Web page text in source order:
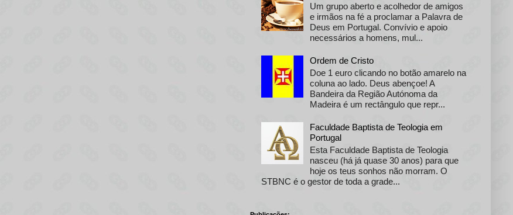
Um grupo aberto e acolhedor de amigos
e irmãos na fé a proclamar a Palavra de
Deus em Portugal. Convívio e apoio
necessários a homens, mul...
Ordem de Cristo
Doe 1 euro clicando no botão amarelo na
coluna ao lado. Deus abençoe! A
Bandeira da Região Autónoma da
Madeira é um rectângulo que repr...
Faculdade Baptista de Teologia em
Portugal
Esta Faculdade Baptista de Teologia
nasceu (há já quase 30 anos) para que
hoje os teus sonhos não morram. O
STBNC é o gestor de toda a grade...